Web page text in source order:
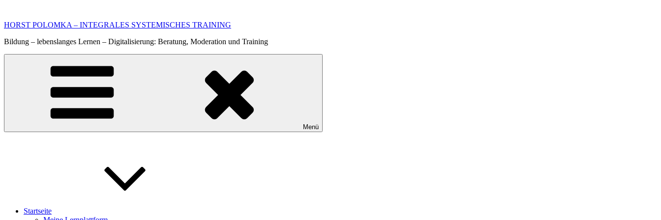
springen
HORST POLOMKA – INTEGRALES SYSTEMISCHES TRAINING
Bildung – lebenslanges Lernen – Digitalisierung: Beratung, Moderation und Training
Menü
Startseite